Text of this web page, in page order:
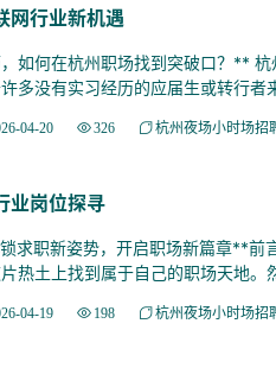
网行业新机遇
何在杭州职场找到突破口？** 杭
多没有实习经历的应届生或转行者
04-20 326 杭州夜场小时场招
业岗位探寻
职新姿势，开启职场新篇章**前
热土上找到属于自己的职场天地。
04-19 198 杭州夜场小时场招